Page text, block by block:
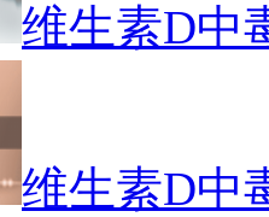
维生素D中
维生素D中